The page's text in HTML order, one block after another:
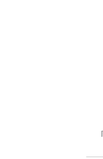
סגור המאפשר